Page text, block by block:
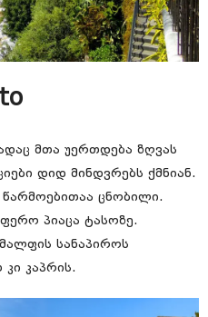
მთა უერთდება ზღვას
დიდ მინდვრებს ქმნიან.
წარმოებითაა ცნობილი.
პიაცა ტასოზე.
სანაპიროს
კაპრის.